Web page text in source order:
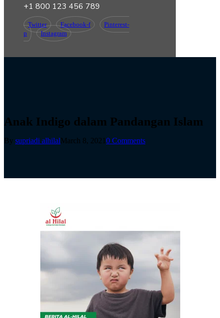
+1 800 123 456 789
Twitter Facebook-f
Pinterest-
p
Instagram
Anak Indigo dalam Pandangan Islam
By supriadi alhilalMarch 8, 20210 Comments